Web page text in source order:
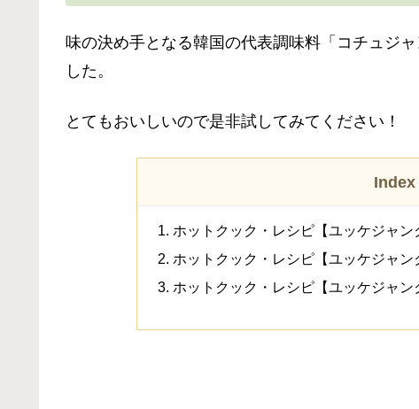
味の決め手となる韓国の代表調味料「コチュジ
した。
とてもおいしいので是非試してみてください！
Index
ホットクック・レシピ【ユッケジャ
ホットクック・レシピ【ユッケジャ
ホットクック・レシピ【ユッケジャン